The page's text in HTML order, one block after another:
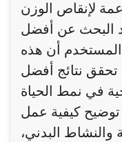
لإنقاص الوزن
البحث عن أفضل
أن هذه
تحقق نتائج أفضل
في نمط الحياة
توضيح كيفية عمل
والنشاط البدني،